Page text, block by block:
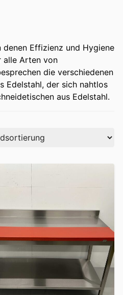
Effizienz und Hygiene
alle Arten von
die verschiedenen
Edelstahl, der sich nahtlos
aus Edelstahl.